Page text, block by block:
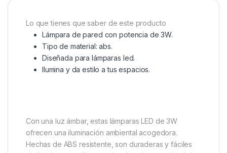
Lo que tienes que saber de este producto
Lámpara de pared con potencia de 3W.
Tipo de material: abs.
Diseñada para lámparas led.
Ilumina y da estilo a tus espacios.
Con una luz ámbar, estas lámparas LED de 3W
ofrecen una iluminación ambiental acogedora.
Hechas de ABS resistente, son duraderas y fáciles